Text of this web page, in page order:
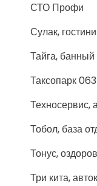
СТО Профи
Сулак,
Тайга,
Таксопарк 063
Техносервис,
Тобол, база
Тонус,
Три кита,